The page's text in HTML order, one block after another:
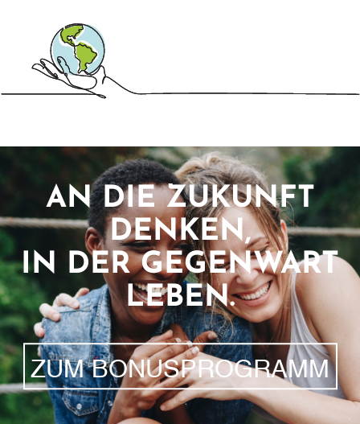
AN DIE ZUKUNFT
DENKEN,
IN DER GEGENWART
LEBEN.
ZUM BONUSPROGRAMM